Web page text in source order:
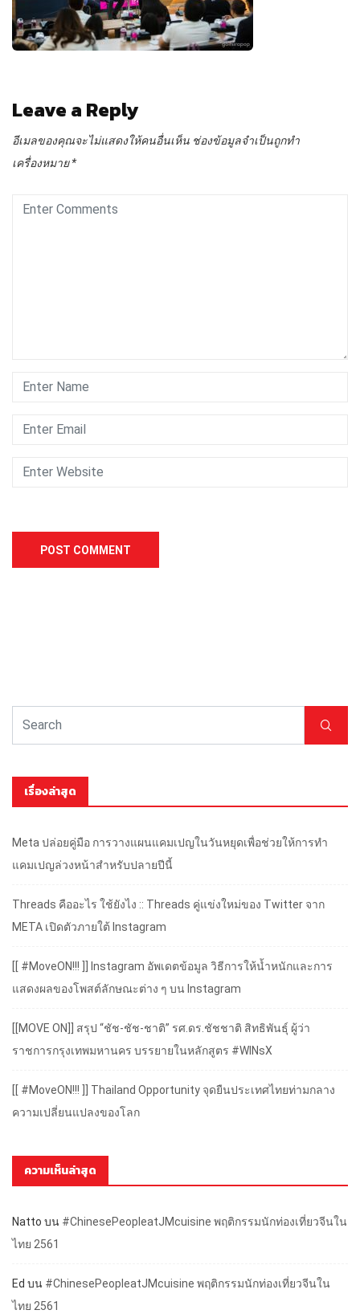
Leave a Reply
อีเมลของคุณจะไม่แสดงให้คนอื่นเห็น ช่องข้อมูลจำเป็นถูกทำ
เครื่องหมาย*
เรื่องล่าสุด
Meta ปล่อยคู่มือ การวางแผนแคมเปญในวันหยุดเพื่อช่วยให้การทำ
แคมเปญล่วงหน้าสำหรับปลายปีนี้
Threads คืออะไร ใช้ยังไง :: Threads คู่แข่งใหม่ของ Twitter จาก
META เปิดตัวภายใต้ Instagram
[[ #MoveON!!! ]] Instagram อัพเดตข้อมูล วิธีการให้น้ำหนักและการ
แสดงผลของโพสต์ลักษณะต่าง ๆ บน Instagram
[[MOVE ON]] สรุป “ชัช-ชัช-ชาติ” รศ.ดร.ชัชชาติ สิทธิพันธุ์ ผู้ว่า
ราชการกรุงเทพมหานคร บรรยายในหลักสูตร #WINsX
[[ #MoveON!!! ]] Thailand Opportunity จุดยืนประเทศไทยท่ามกลาง
ความเปลี่ยนแปลงของโลก
ความเห็นล่าสุด
Natto บน #ChinesePeopleatJMcuisine พฤติกรรมนักท่องเที่ยวจีนใน
ไทย 2561
Ed บน #ChinesePeopleatJMcuisine พฤติกรรมนักท่องเที่ยวจีนใน
ไทย 2561